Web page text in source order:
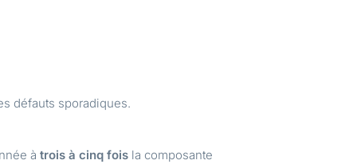
défauts sporadiques.
àtrois à cinq fois la composante